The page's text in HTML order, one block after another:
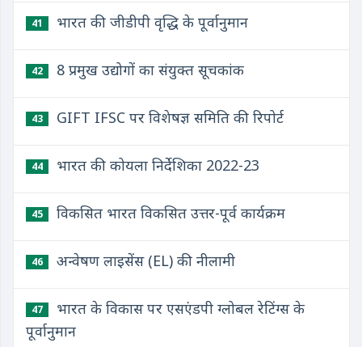
41 भारत की जीडीपी वृद्धि के पूर्वानुमान
42 8 प्रमुख उद्योगों का संयुक्त सूचकांक
43 GIFT IFSC पर विशेषज्ञ समिति की रिपोर्ट
44 भारत की कोयला निर्देशिका 2022-23
45 विकसित भारत विकसित उत्तर-पूर्व कार्यक्रम
46 अन्वेषण लाइसेंस (EL) की नीलामी
47
भारत के विकास पर एसएंडपी ग्लोबल रेटिंग्स के
पूर्वानुमान